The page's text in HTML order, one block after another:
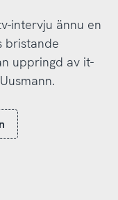
intervju ännu en
bristande
uppringd av it-